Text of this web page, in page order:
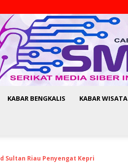
KABAR BENGKALIS KABAR WISATA
Sultan Riau Penyengat Kepri